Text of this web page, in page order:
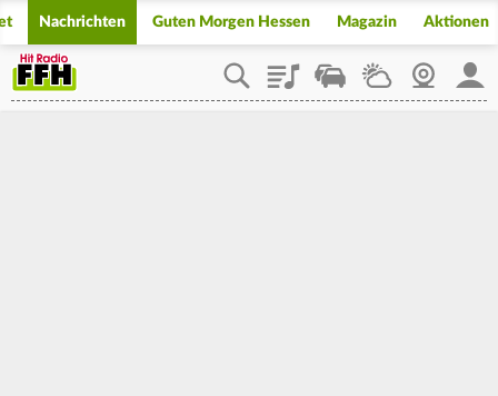
Nachrichten Guten Morgen Hessen Magazin Aktionen
PlaylistStaupilotWetterWebcam